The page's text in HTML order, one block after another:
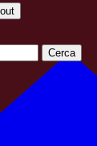
Cerca